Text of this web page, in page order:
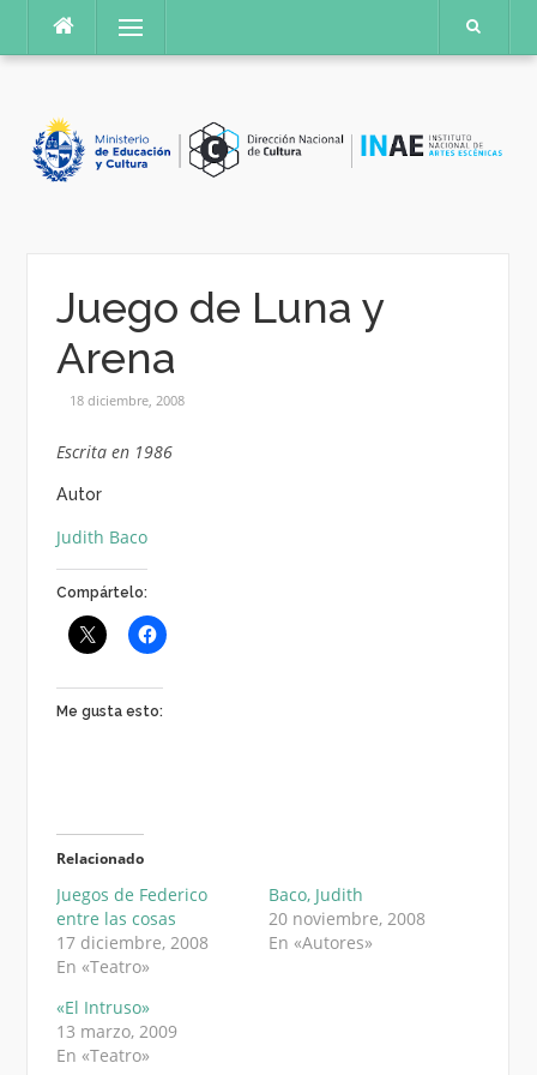
contenido
Menú
Juego de Luna y
Arena
18 diciembre, 2008
Escrita en 1986
Autor
Judith Baco
Compártelo:
Me gusta esto:
Relacionado
Juegos de Federico
entre las cosas
17 diciembre, 2008
En «Teatro»
Baco, Judith
20 noviembre, 2008
En «Autores»
«El Intruso»
13 marzo, 2009
En «Teatro»